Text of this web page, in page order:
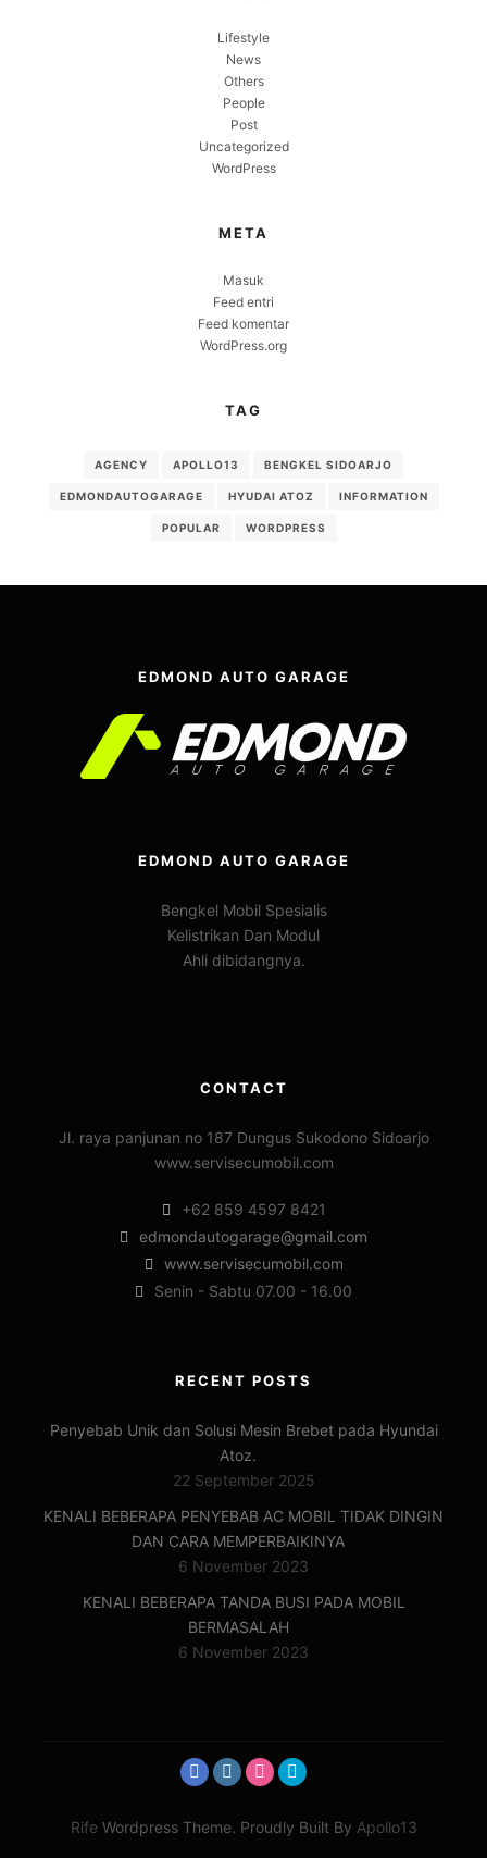
Lifestyle
News
Others
People
Post
Uncategorized
WordPress
META
Masuk
Feed entri
Feed komentar
WordPress.org
TAG
AGENCY APOLLO13 BENGKEL SIDOARJO
EDMONDAUTOGARAGE HYUDAI ATOZ INFORMATION
POPULAR WORDPRESS
EDMOND AUTO GARAGE
EDMOND AUTO GARAGE
Bengkel Mobil Spesialis
Kelistrikan Dan Modul
Ahli dibidangnya.
CONTACT
Jl. raya panjunan no 187 Dungus Sukodono Sidoarjo
www.servisecumobil.com
+62 859 4597 8421
edmondautogarage@gmail.com
www.servisecumobil.com
Senin - Sabtu 07.00 - 16.00
RECENT POSTS
Penyebab Unik dan Solusi Mesin Brebet pada Hyundai
Atoz.
22 September 2025
KENALI BEBERAPA PENYEBAB AC MOBIL TIDAK DINGIN
DAN CARA MEMPERBAIKINYA
6 November 2023
KENALI BEBERAPA TANDA BUSI PADA MOBIL
BERMASALAH
6 November 2023
Rife Wordpress Theme. Proudly Built By Apollo13